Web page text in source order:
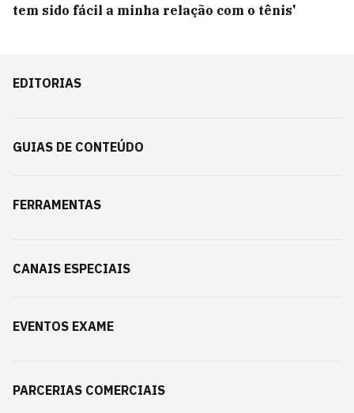
tem sido fácil a minha relação com o tênis'
EDITORIAS
GUIAS DE CONTEÚDO
FERRAMENTAS
CANAIS ESPECIAIS
EVENTOS EXAME
PARCERIAS COMERCIAIS